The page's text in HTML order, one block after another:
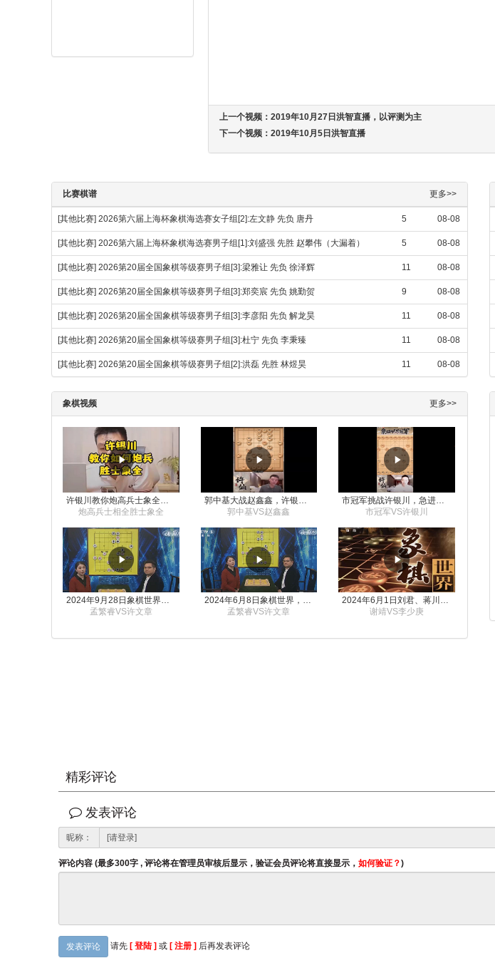
上一个视频： 2019年10月27日洪智直播，以评测为主
下一个视频： 2019年10月5日洪智直播
比赛棋谱 更多>>
[其他比赛] 2026第六届上海杯象棋海选赛女子组[2]:左文静 先负 唐丹 5 08-08
[其他比赛] 2026第六届上海杯象棋海选赛男子组[1]:刘盛强 先胜 赵攀伟（大漏着） 5 08-08
[其他比赛] 2026第20届全国象棋等级赛男子组[3]:梁雅让 先负 徐泽辉 11 08-08
[其他比赛] 2026第20届全国象棋等级赛男子组[3]:郑奕宸 先负 姚勤贺 9 08-08
[其他比赛] 2026第20届全国象棋等级赛男子组[3]:李彦阳 先负 解龙昊 11 08-08
[其他比赛] 2026第20届全国象棋等级赛男子组[3]:杜宁 先负 李秉臻 11 08-08
[其他比赛] 2026第20届全国象棋等级赛男子组[2]:洪磊 先胜 林煜昊 11 08-08
象棋视频 更多>>
炮高兵士相全胜士象全
郭中基VS赵鑫鑫
市冠军VS许银川
2024年9月28日象棋世界栏目，刘君、蒋川讲解了第九届杨官璘杯象棋公开赛孟繁睿与许文章的对局
孟繁睿VS许文章
2024年6月8日象棋世界，刘君、蒋川讲解了第九届杨官璘杯全国象棋公开赛孟繁睿与许文章的对局
孟繁睿VS许文章
2024年6月1日刘君、蒋川讲解第三届上海杯象棋大师赛谢靖与李少庚的对局
谢靖VS李少庚
精彩评论
发表评论
昵称：
评论内容 (最多300字 , 评论将在管理员审核后显示，验证会员评论将直接显示， 如何验证？)
发表评论 请先 [ 登陆 ] 或 [ 注册 ] 后再发表评论